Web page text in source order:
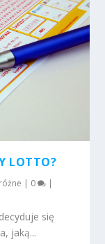
LOTTO?
| 0 |
się
jaką...